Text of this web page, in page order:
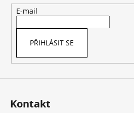
E-mail
PŘIHLÁSIT SE
Kontakt